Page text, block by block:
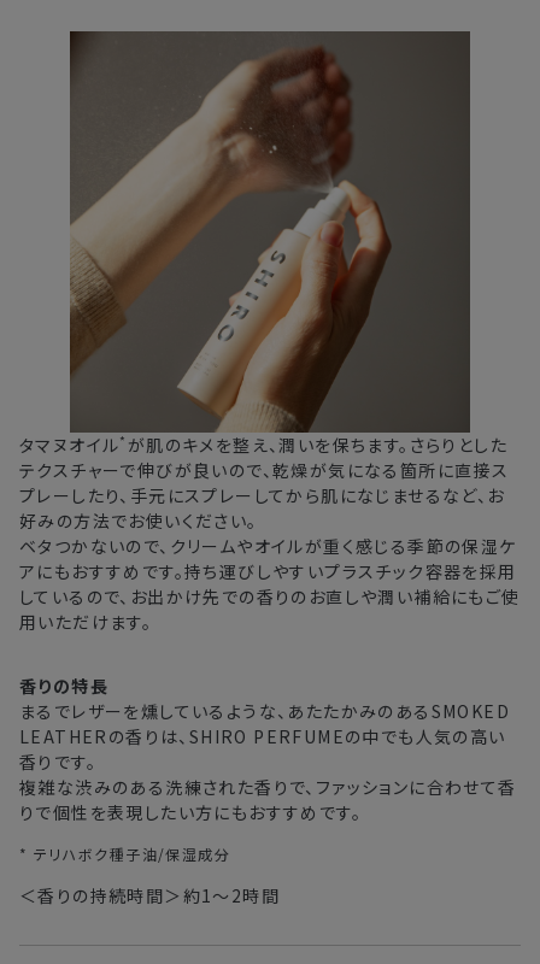
※以下に該当する場合、上記の日程で発送できない場合がござ
・交通状況や天候による遅延
・ラッピングのご注文、繁忙期および休業期間中
・ご注文内容の確認にお時間を要する
・複数製品購入により配送手配に時間がかかる
タマヌオイル* が肌のキメを整え、潤いを保ちます。さらりとした
テクスチャーで伸びが良いので、乾燥が気になる箇所に直接ス
プレーしたり、手元にスプレーしてから肌になじませるなど、お
好みの方法でお使いください。
ベタつかないので、クリームやオイルが重く感じる季節の保湿ケ
アにもおすすめです。持ち運びしやすいプラスチック容器を採用
しているので、お出かけ先での香りのお直しや潤い補給にもご使
用いただけます。
香りの特長
まるでレザーを燻しているような、あたたかみのあるSMOKED
LEATHERの香りは、SHIRO PERFUMEの中でも人気の高い
香りです。
複雑な渋みのある洗練された香りで、ファッションに合わせて香
りで個性を表現したい方にもおすすめです。
* テリハボク種子油/保湿成分
＜香りの持続時間＞約1～2時間